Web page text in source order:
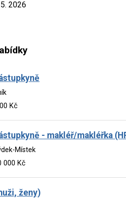
2026
Kč
- makléř/makléřka
Místek
000 Kč
ženy)